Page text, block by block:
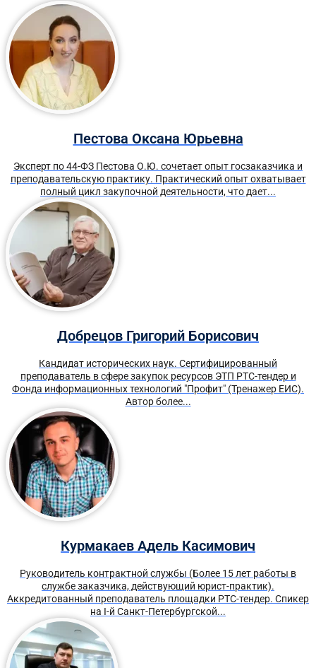
Пестова Оксана Юрьевна
Эксперт по 44-ФЗ Пестова О.Ю. сочетает опыт госзаказчика и
преподавательскую практику. Практический опыт охватывает
полный цикл закупочной деятельности, что дает...
Добрецов Григорий Борисович
Кандидат исторических наук. Сертифицированный
преподаватель в сфере закупок ресурсов ЭТП РТС-тендер и
Фонда информационных технологий "Профит" (Тренажер ЕИС).
Автор более...
Курмакаев Адель Касимович
Руководитель контрактной службы (Более 15 лет работы в
службе заказчика, действующий юрист-практик).
Аккредитованный преподаватель площадки РТС-тендер. Спикер
на I-й Санкт-Петербургской...